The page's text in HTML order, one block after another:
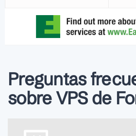
Preguntas
sobre VPS de